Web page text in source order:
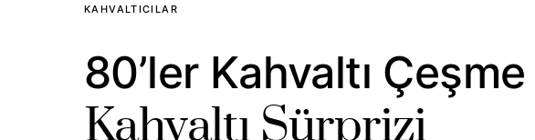
KAHVALTICILAR
80’ler Kahvaltı Çeşme
Kahvaltı Sürprizi